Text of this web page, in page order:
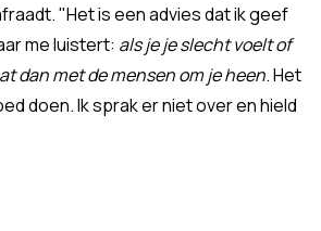
"Het is een advies dat ik geef
me luistert: als je je slecht voelt of
dan met de mensen om je heen. Het
doen. Ik sprak er niet over en hield